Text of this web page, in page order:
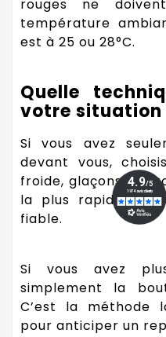
rouges ne
température
est à 25 ou 28°C.
Quelle
votre situation
Si vous avez
devant vous,
froide, glaçons et
la plus rapide, la
fiable.
Si vous avez
simplement la
C’est la méthode
pour anticiper un